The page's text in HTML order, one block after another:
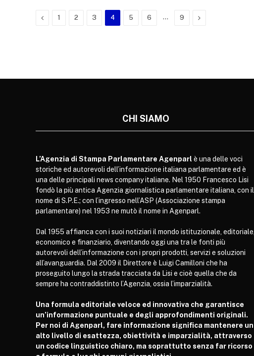
Previous
1 2 3 4 5 6 … 9 Next
CHI SIAMO
L’Agenzia di Stampa Parlamentare Agenparl è una delle voci
storiche ed autorevoli dell’informazione italiana parlamentare ed è
una delle principali news company italiane. Nel 1950 Francesco Lisi
fondò la più antica Agenzia giornalistica parlamentare italiana, con il
nome di S.P.E.; con l’ingresso nell’ASP (Associazione stampa
parlamentare) nel 1953 ne mutò il nome in Agenparl.
Dal 1955 affianca con i suoi notiziari il mondo istituzionale, editoriale,
economico e finanziario, diventando oggi una tra le fonti più
autorevoli dell’informazione con i propri prodotti, servizi e soluzioni
all’avanguardia. Dal 2009 il Direttore è Luigi Camilloni che ha
proseguito lungo la strada tracciata da Lisi e cioè quella che da
sempre ha contraddistinto l’Agenzia, ossia l’imparzialità.
Una formula editoriale veloce ed innovativa che garantisce
un’informazione puntuale e degli approfondimenti originali.
Per noi di Agenparl, fare informazione significa mantenere un
alto livello di esattezza, obiettività e imparzialità, attraverso
un codice linguistico chiaro, ma soprattutto senza far ricorso